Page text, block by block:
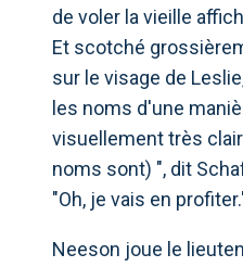
de voler la vieille
Et scotché
sur le visage de
les noms d'une
visuellement très
noms sont) ", dit
"Oh, je vais en
Neeson joue le